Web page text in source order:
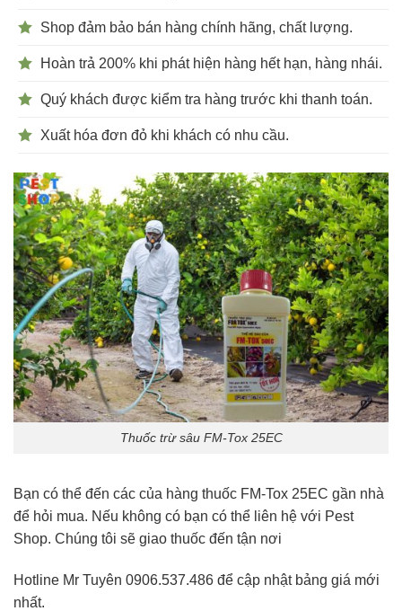
Shop đảm bảo bán hàng chính hãng, chất lượng.
Hoàn trả 200% khi phát hiện hàng hết hạn, hàng nhái.
Quý khách được kiểm tra hàng trước khi thanh toán.
Xuất hóa đơn đỏ khi khách có nhu cầu.
Thuốc trừ sâu FM-Tox 25EC
Bạn có thể đến các của hàng thuốc FM-Tox 25EC gần nhà
để hỏi mua. Nếu không có bạn có thể liên hệ với Pest
Shop. Chúng tôi sẽ giao thuốc đến tận nơi
Hotline Mr Tuyên 0906.537.486 để cập nhật bảng giá mới
nhất.